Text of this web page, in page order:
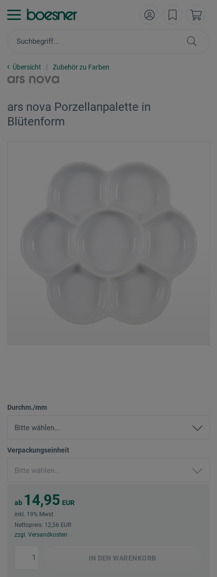
Übersicht Zubehör zu Farben
ars nova Porzellanpalette in
Blütenform
Durchm./mm
Verpackungseinheit
ab 14,95 EUR
inkl. 19% Mwst
Nettopreis: 12,56 EUR
zzgl. Versandkosten
IN DEN WARENKORB